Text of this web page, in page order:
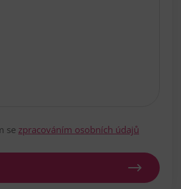
se zpracováním osobních údajů